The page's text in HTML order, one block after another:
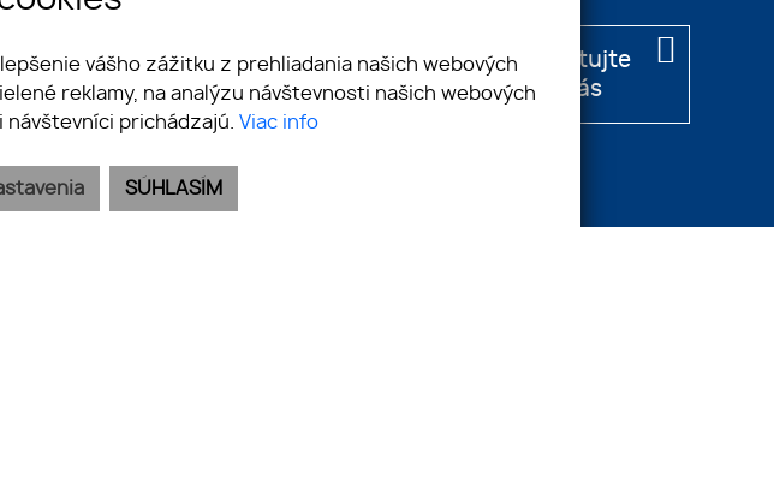
Obchodný partner
kontaktujte
nás
vášho zážitku z prehliadania našich webových
reklamy, na analýzu návštevnosti našich webových
prichádzajú. Viac info
SÚHLASÍM